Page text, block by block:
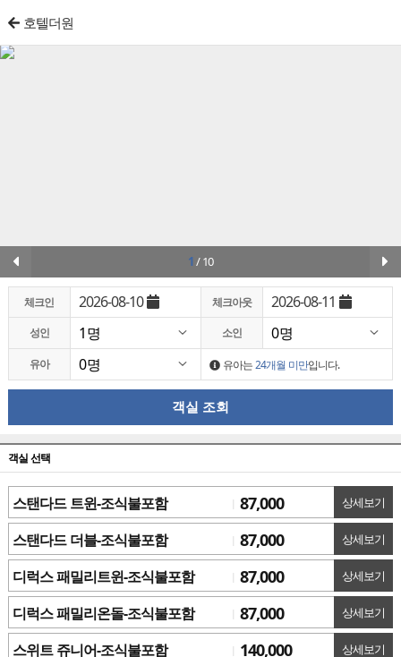
호텔더원
1 /10
체크인 2026-08-10 체크아웃 2026-08-11
성인 소인
유아 유아는24개월 미만입니다.
객실 조회
객실 선택
스탠다드 트윈-조식불포함 87,000 상세보기
스탠다드 더블-조식불포함 87,000 상세보기
디럭스 패밀리트윈-조식불포함 87,000 상세보기
디럭스 패밀리온돌-조식불포함 87,000 상세보기
스위트 쥬니어-조식불포함 140,000 상세보기